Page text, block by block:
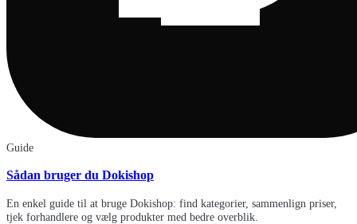
Guide
Sådan bruger du Dokishop
En enkel guide til at bruge Dokishop: find kategorier, sammenlign priser,
tjek forhandlere og vælg produkter med bedre overblik.